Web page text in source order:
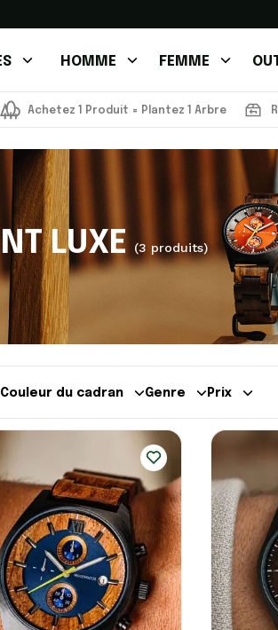
HOMME FEMME
Achetez 1 Produit = Plantez 1 Arbre
LUXE
(3 produits)
Couleur du cadran Genre Prix